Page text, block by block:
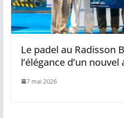
Le padel au Radisson
l’élégance d’un
7 mai 2026